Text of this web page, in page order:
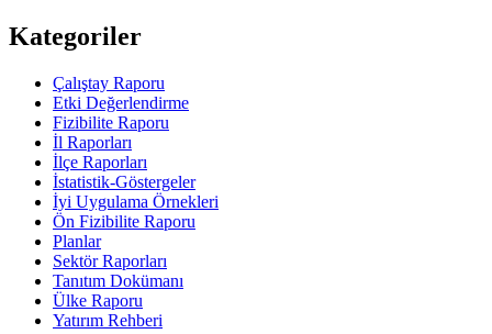
Kategoriler
Çalıştay Raporu
Etki Değerlendirme
Fizibilite Raporu
İl Raporları
İlçe Raporları
İstatistik-Göstergeler
İyi Uygulama Örnekleri
Ön Fizibilite Raporu
Planlar
Sektör Raporları
Tanıtım Dokümanı
Ülke Raporu
Yatırım Rehberi